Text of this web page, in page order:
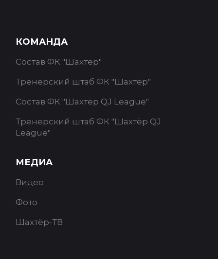
КОМАНДА
Состав ФК "Шахтёр"
Тренерский штаб ФК "Шахтёр"
Состав ФК "Шахтёр QJ League"
Тренерский штаб ФК "Шахтёр QJ
League"
МЕДИА
Видео
Фото
Шахтёр-ТВ